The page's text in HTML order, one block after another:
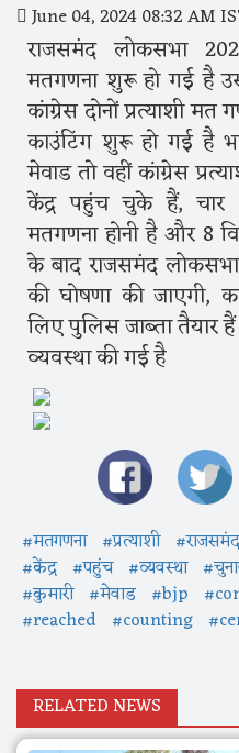
June 04, 2024 08:32 AM
राजसमंद लोकसभा
मतगणना शुरू हो गई है
कांग्रेस दोनों प्रत्याशी
काउंटिंग शुरू हो गई है
मेवाड तो वहीं कांग्रेस
केंद्र पहुंच चुके हैं,
मतगणना होनी है और 8
के बाद राजसमंद
की घोषणा की जाएगी,
लिए पुलिस जाब्ता तैयार
व्यवस्था की गई है
#मतगणना #प्रत्याशी #राजसमंद
#केंद्र #पहुंच #व्यवस्था
#कुमारी #मेवाड #bjp
#reached #counting
RELATED NEWS